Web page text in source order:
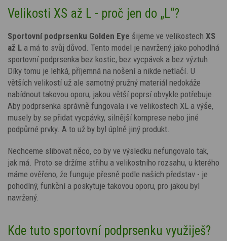
Velikosti XS až L - proč jen do „L“?
Sportovní podprsenku Golden Eye šijeme ve velikostech XS
až L a má to svůj důvod. Tento model je navržený jako pohodlná
sportovní podprsenka bez kostic, bez vycpávek a bez výztuh.
Díky tomu je lehká, příjemná na nošení a nikde netlačí. U
větších velikostí už ale samotný pružný materiál nedokáže
nabídnout takovou oporu, jakou větší poprsí obvykle potřebuje.
Aby podprsenka správně fungovala i ve velikostech XL a výše,
musely by se přidat vycpávky, silnější komprese nebo jiné
podpůrné prvky. A to už by byl úplně jiný produkt.
Nechceme slibovat něco, co by ve výsledku nefungovalo tak,
jak má. Proto se držíme střihu a velikostního rozsahu, u kterého
máme ověřeno, že funguje přesně podle našich představ - je
pohodlný, funkční a poskytuje takovou oporu, pro jakou byl
navržený.
Kde tuto sportovní podprsenku využiješ?